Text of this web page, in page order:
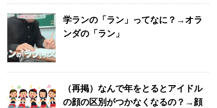
学ランの「ラン」ってなに？→オラ
ンダの「ラン」
（再掲）なんで年をとるとアイドル
の顔の区別がつかなくなるの？→顔